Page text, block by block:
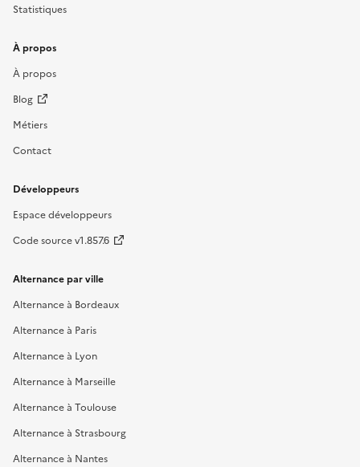
Statistiques
À propos
À propos
Blog
Métiers
Contact
Développeurs
Espace développeurs
Code source v1.857.6
Alternance par ville
Alternance à Bordeaux
Alternance à Paris
Alternance à Lyon
Alternance à Marseille
Alternance à Toulouse
Alternance à Strasbourg
Alternance à Nantes